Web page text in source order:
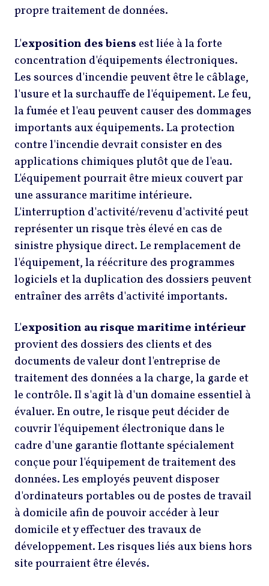
propre traitement de données.
L'exposition des biens est liée à la forte
concentration d'équipements électroniques.
Les sources d'incendie peuvent être le câblage,
l'usure et la surchauffe de l'équipement. Le feu,
la fumée et l'eau peuvent causer des dommages
importants aux équipements. La protection
contre l'incendie devrait consister en des
applications chimiques plutôt que de l'eau.
L'équipement pourrait être mieux couvert par
une assurance maritime intérieure.
L'interruption d'activité/revenu d'activité peut
représenter un risque très élevé en cas de
sinistre physique direct. Le remplacement de
l'équipement, la réécriture des programmes
logiciels et la duplication des dossiers peuvent
entraîner des arrêts d'activité importants.
L'exposition au risque maritime intérieur
provient des dossiers des clients et des
documents de valeur dont l'entreprise de
traitement des données a la charge, la garde et
le contrôle. Il s'agit là d'un domaine essentiel à
évaluer. En outre, le risque peut décider de
couvrir l'équipement électronique dans le
cadre d'une garantie flottante spécialement
conçue pour l'équipement de traitement des
données. Les employés peuvent disposer
d'ordinateurs portables ou de postes de travail
à domicile afin de pouvoir accéder à leur
domicile et y effectuer des travaux de
développement. Les risques liés aux biens hors
site pourraient être élevés.